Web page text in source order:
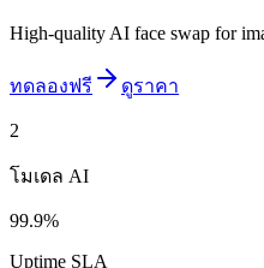
High-quality AI face swap for
ทดลองฟรี ดูราคา
2
โมเดล AI
99.9%
Uptime SLA